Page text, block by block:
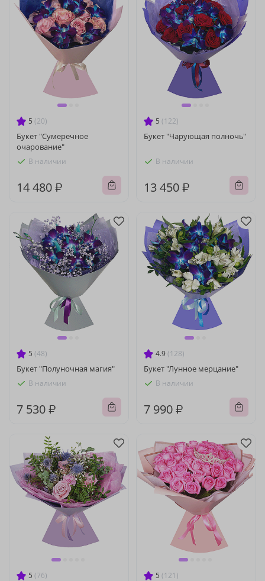
5 (20)
Букет "Сумеречное
очарование"
В наличии
14 480 ₽
5 (122)
Букет "Чарующая полночь"
В наличии
13 450 ₽
5 (48)
Букет "Полуночная магия"
В наличии
7 530 ₽
4.9 (128)
Букет "Лунное мерцание"
В наличии
7 990 ₽
5 (76) 5 (121)